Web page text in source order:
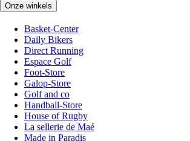
Onze winkels
Basket-Center
Daily Bikers
Direct Running
Espace Golf
Foot-Store
Galop-Store
Golf and co
Handball-Store
House of Rugby
La sellerie de Maé
Made in Paradis